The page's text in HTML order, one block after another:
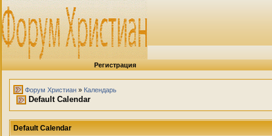
Регистрация
Форум Христиан » Календарь
Default Calendar
Default Calendar